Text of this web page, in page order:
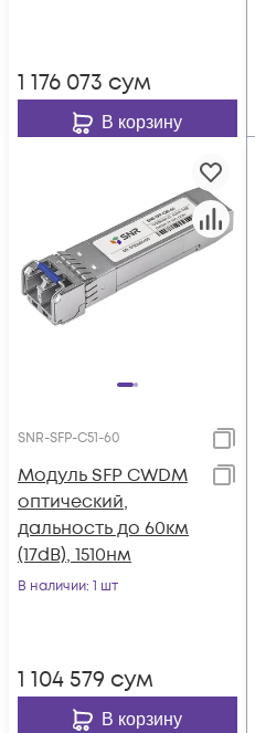
1 176 073 сум
В корзину
SNR-SFP-C51-60
Модуль SFP CWDM
оптический,
дальность до 60км
(17dB), 1510нм
В наличии: 1 шт
1 104 579 сум
В корзину